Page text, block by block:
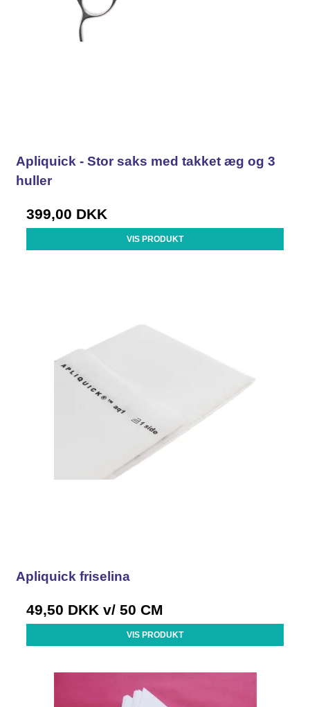
Apliquick - Stor saks med takket æg og 3
huller
399,00 DKK
VIS PRODUKT
Apliquick friselina
49,50 DKK v/ 50 CM
VIS PRODUKT